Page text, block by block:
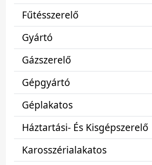
Fűtésszerelő
Gyártó
Gázszerelő
Gépgyártó
Géplakatos
Háztartási- És Kisgépszerelő
Karosszérialakatos